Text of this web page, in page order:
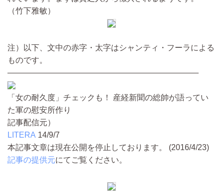
（竹下雅敏）
注）以下、文中の赤字・太字はシャンティ・フーラによる
ものです。
――――――――――――――――――――――――
「女の耐久度」チェックも！ 産経新聞の総帥が語ってい
た軍の慰安所作り
記事配信元）
LITERA 14/9/7
本記事文章は現在公開を停止しております。 (2016/4/23)
記事の提供元にてご覧ください。